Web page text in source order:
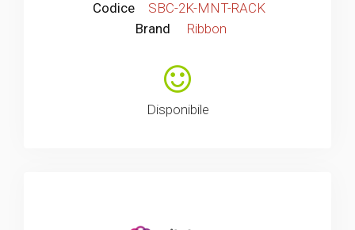
Codice
SBC-2K-MNT-RACK
Brand
Ribbon
Disponibile